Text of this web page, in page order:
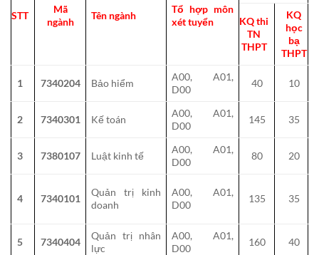
STT
Mã
ngành
Tên ngành
Tổ hợp môn
xét tuyển
KQ thi
TN
THPT
KQ
học
bạ
THPT
1 7340204 Bảo hiểm
A00, A01,
D00
40 10
2 7340301 Kế toán
A00, A01,
D00
145 35
3 7380107 Luật kinh tế
A00, A01,
D00
80 20
4 7340101
Quản trị kinh
doanh
A00, A01,
D00
135 35
5 7340404
Quản trị nhân
lực
A00, A01,
D00
160 40